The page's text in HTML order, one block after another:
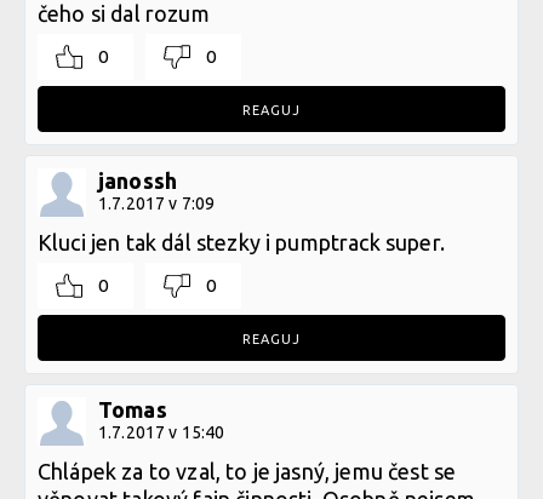
čeho si dal rozum
0 0
REAGUJ
janossh
1.7.2017 v 7:09
Kluci jen tak dál stezky i pumptrack super.
0 0
REAGUJ
Tomas
1.7.2017 v 15:40
Chlápek za to vzal, to je jasný, jemu čest se